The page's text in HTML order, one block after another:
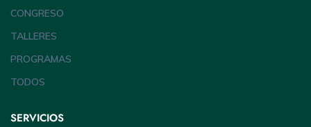
CONGRESO
TALLERES
PROGRAMAS
TODOS
SERVICIOS